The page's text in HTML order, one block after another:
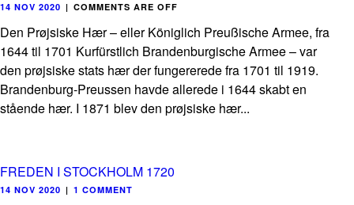
14 NOV 2020 | COMMENTS ARE OFF
Den Prøjsiske Hær – eller Königlich Preußische Armee, fra
1644 til 1701 Kurfürstlich Brandenburgische Armee – var
den prøjsiske stats hær der fungererede fra 1701 til 1919.
Brandenburg-Preussen havde allerede i 1644 skabt en
stående hær. I 1871 blev den prøjsiske hær...
FREDEN I STOCKHOLM 1720
14 NOV 2020 | 1 COMMENT